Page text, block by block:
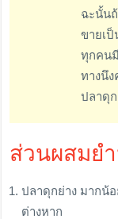
ฉะนั้น
ขายเป็
ทุกคน
ทางนึ
ปลาดุ
ส่วนผสมย
ปลาดุกย่าง มากน้
ต่างหาก